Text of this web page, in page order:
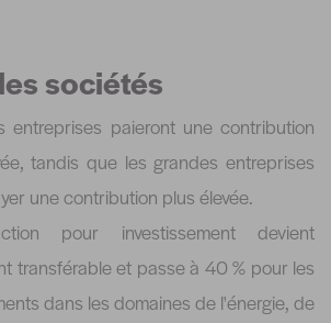
sociétés
entreprises paieront une contribution
tandis que les grandes entreprises
une contribution plus élevée.
pour investissement devient
transférable et passe à 40 % pour les
dans les domaines de l'énergie, de